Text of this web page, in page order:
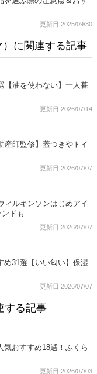
更新日:2025/09/30
に関連する記事
【油を使わない】一人暮
更新日:2026/07/14
産師監修】蓋つきやトイ
更新日:2026/07/07
ィルキンソンはじめアイ
ドも
更新日:2026/07/07
め31選【いい匂い】保湿
更新日:2026/07/07
する記事
気おすすめ18選！ふくら
更新日:2026/07/03